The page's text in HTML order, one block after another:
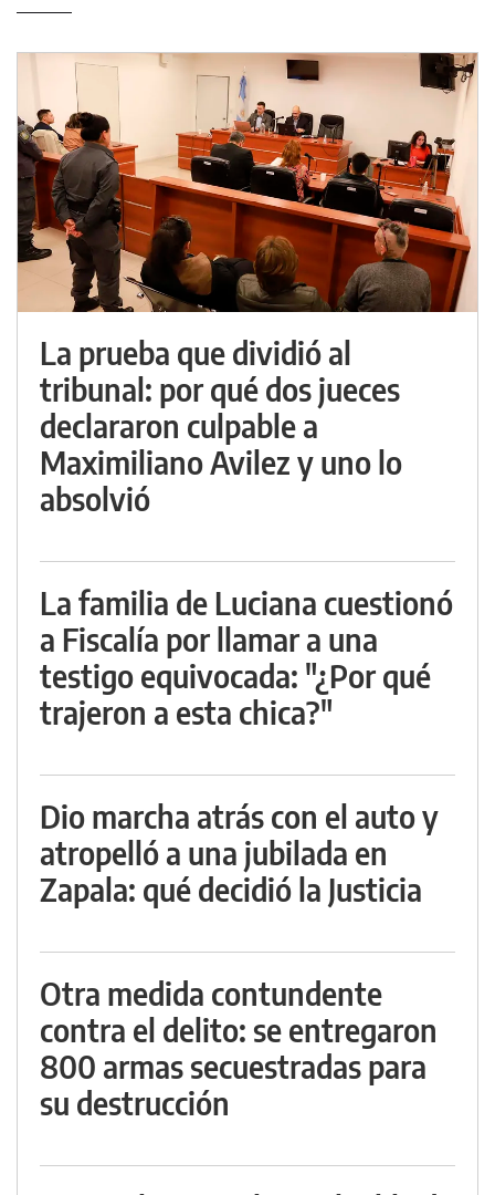
La prueba que dividió al
tribunal: por qué dos jueces
declararon culpable a
Maximiliano Avilez y uno lo
absolvió
La familia de Luciana cuestionó
a Fiscalía por llamar a una
testigo equivocada: "¿Por qué
trajeron a esta chica?"
Dio marcha atrás con el auto y
atropelló a una jubilada en
Zapala: qué decidió la Justicia
Otra medida contundente
contra el delito: se entregaron
800 armas secuestradas para
su destrucción